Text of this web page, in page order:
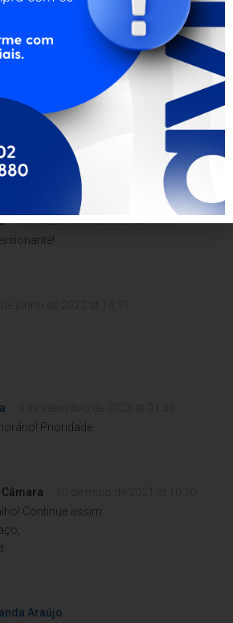
9 de dezembro de 2024 at 02:54
Excelente.
4 de março de 2024 at 03:49
3 de dezembro de 2024 at 01:41
Prioridade.
Continue assim.
Araújo